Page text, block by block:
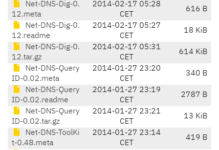
Net-DNS-Dig-0.
12.meta
2014-02-17 05:28
CET
616 B
Net-DNS-Dig-0.
12.readme
2014-02-17 05:27
CET
18 KiB
Net-DNS-Dig-0.
12.tar.gz
2014-02-17 05:31
CET
614 KiB
Net-DNS-Query
ID-0.02.meta
2014-01-27 23:20
CET
340 B
Net-DNS-Query
ID-0.02.readme
2014-01-27 23:19
CET
2787 B
Net-DNS-Query
ID-0.02.tar.gz
2014-01-27 23:21
CET
13 KiB
Net-DNS-ToolKi
t-0.48.meta
2014-01-27 23:14
CET
419 B